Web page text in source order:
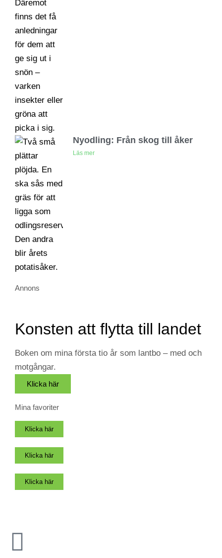
Nyodling: Från skog till åker
Läs mer
Annons
Konsten att flytta till landet
Boken om mina första tio år som lantbo – med och
motgångar.
Klicka här
Mina favoriter
Klicka här
Klicka här
Klicka här